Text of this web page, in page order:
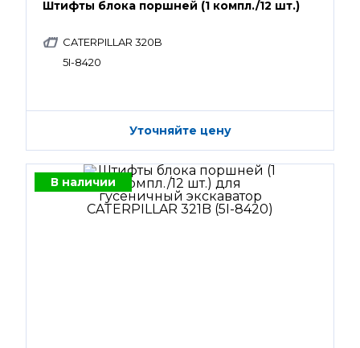
Штифты блока поршней (1 компл./12 шт.)
CATERPILLAR 320B
5I-8420
Уточняйте цену
В наличии